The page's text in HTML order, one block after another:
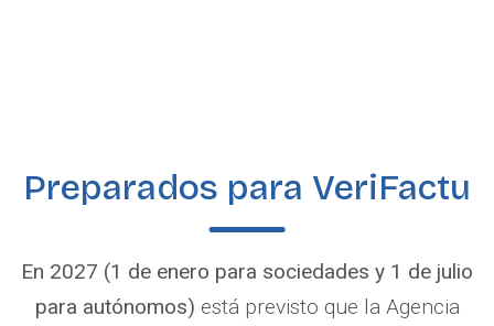
Preparados para VeriFactu
En 2027 (1 de enero para sociedades y 1 de julio
para autónomos) está previsto que la Agencia